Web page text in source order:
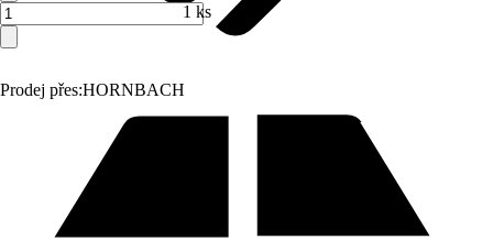
Prodej přes:HORNBACH
1 ks